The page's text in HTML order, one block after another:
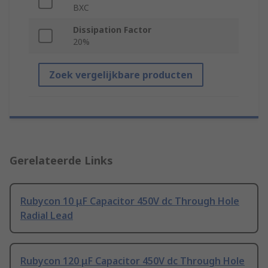
BXC
Dissipation Factor
20%
Zoek vergelijkbare producten
Gerelateerde Links
Rubycon 10 μF Capacitor 450V dc Through Hole
Radial Lead
Rubycon 120 μF Capacitor 450V dc Through Hole